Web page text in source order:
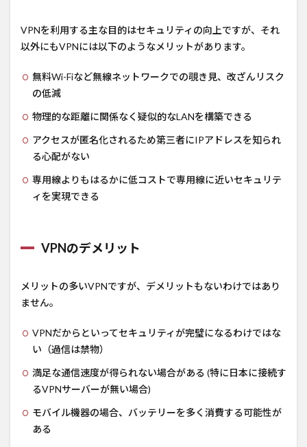
VPNを利用する主な目的はセキュリティの向上ですが、それ
以外にもVPNには以下のようなメリットがあります。
無料Wi-Fiなど無線ネットワークでの覗き見、改ざんリスク
の低減
物理的な距離に関係なく疑似的なLANを構築できる
アクセスが匿名化されるため第三者にIPアドレスを知られ
る心配がない
専用線よりもはるかに低コストで専用線に近いセキュリテ
ィを実現できる
VPNのデメリット
メリットの多いVPNですが、デメリットもないわけではあり
ません。
VPNだからといってセキュリティが完璧になるわけではな
い（過信は禁物）
満足な通信速度が得られない場合がある (特に日本に接続す
るVPNサーバーが無い場合)
モバイル機器の場合、バッテリーを多く消費する可能性が
ある